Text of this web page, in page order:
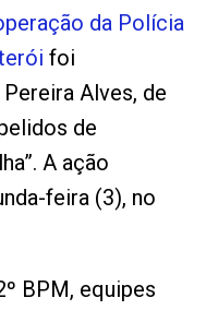
da Polícia
foi
Alves, de
de
A ação
feira (3), no
BPM, equipes